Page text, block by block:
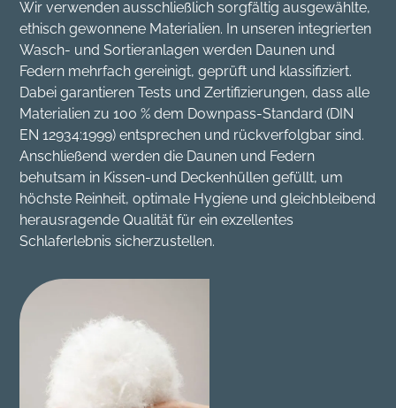
Wir verwenden ausschließlich sorgfältig ausgewählte,
ethisch gewonnene Materialien. In unseren integrierten
Wasch- und Sortieranlagen werden Daunen und
Federn mehrfach gereinigt, geprüft und klassifiziert.
Dabei garantieren Tests und Zertifizierungen, dass alle
Materialien zu 100 % dem Downpass-Standard (DIN
EN 12934:1999) entsprechen und rückverfolgbar sind.
Anschließend werden die Daunen und Federn
behutsam in Kissen-und Deckenhüllen gefüllt, um
höchste Reinheit, optimale Hygiene und gleichbleibend
herausragende Qualität für ein exzellentes
Schlaferlebnis sicherzustellen.